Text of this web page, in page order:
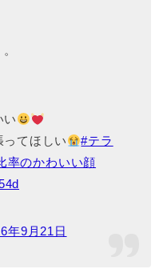
い
てほしい
#テラ
率のかわいい顔
年9月21日